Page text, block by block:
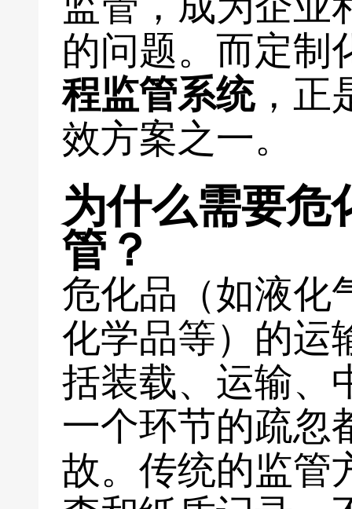
的问题。而定制
程监管系统，正
效方案之一。
为什么需要危
管？
危化品（如液化
化学品等）的运
括装载、运输、
一个环节的疏忽
故。传统的监管